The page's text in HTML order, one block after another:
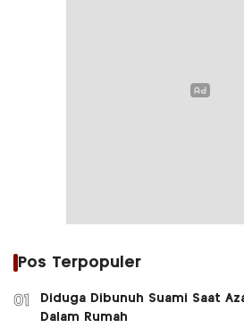
Pos Terpopuler
01
Diduga Dibunuh Suami Saat
Dalam Rumah